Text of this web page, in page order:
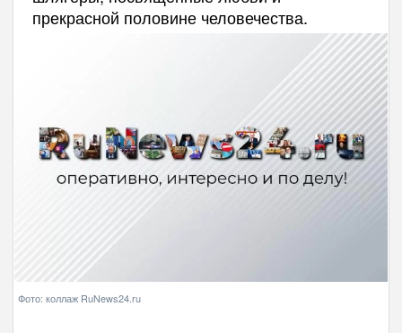
прекрасной половине человечества.
Фото: коллаж RuNews24.ru